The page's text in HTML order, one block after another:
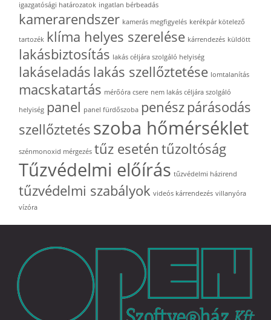
igazgatósági határozatok ingatlan bérbeadás
kamerarendszer kamerás megfigyelés kerékpár kötelező
tartozék klíma helyes szerelése kárrendezés küldött
lakásbiztosítás lakás céljára szolgáló helyiség
lakáseladás lakás szellőztetése lomtalanítás
macskatartás mérőóra csere nem lakás céljára szolgáló
helyiség panel panel fürdőszoba penész párásodás
szellőztetés szoba hőmérséklet
szénmonoxid mérgezés tűz esetén tűzoltóság
Tűzvédelmi előírás tűzvédelmi házirend
tűzvédelmi szabályok videós kárrendezés villanyóra
vízóra